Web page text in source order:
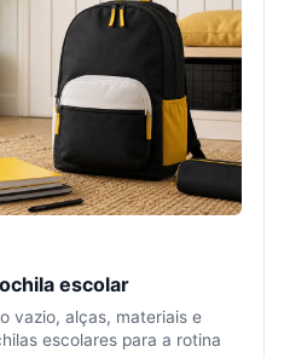
escolar
vazio, alças, materiais e
escolares para a rotina